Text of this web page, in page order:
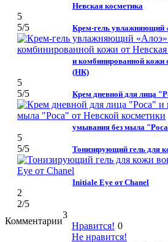
Невская косметика
5
5/5 Крем-гель увлажняющий
и комбинированной кожи
(НК)
5
5/5 Крем дневной для лица
умывания без мыла
5
5/5 Тонизирующий гель для
Initiale Eye от Chanel
2
2/5
Комментарии
3
Нравится!
Не нравится!
0